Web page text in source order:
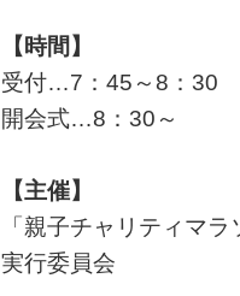
【時間】
受付…7：45～8：30
開会式…8：30～
【主催】
「親子チャリティマ
実行委員会